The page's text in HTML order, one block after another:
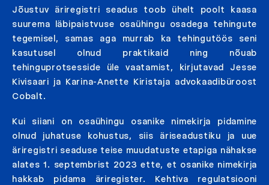
Jõustuv äriregistri seadus toob ühelt poolt kaasa
suurema läbipaistvuse osaühingu osadega tehingute
tegemisel, samas aga murrab ka tehingutöös seni
kasutusel olnud praktikaid ning nõuab
tehinguprotsesside üle vaatamist, kirjutavad Jesse
Kivisaari ja Karina-Anette Kiristaja advokaadibüroost
Cobalt.
Kui siiani on osaühingu osanike nimekirja pidamine
olnud juhatuse kohustus, siis äriseadustiku ja uue
äriregistri seaduse teise muudatuste etapiga nähakse
alates 1. septembrist 2023 ette, et osanike nimekirja
hakkab pidama äriregister. Kehtiva regulatsiooni